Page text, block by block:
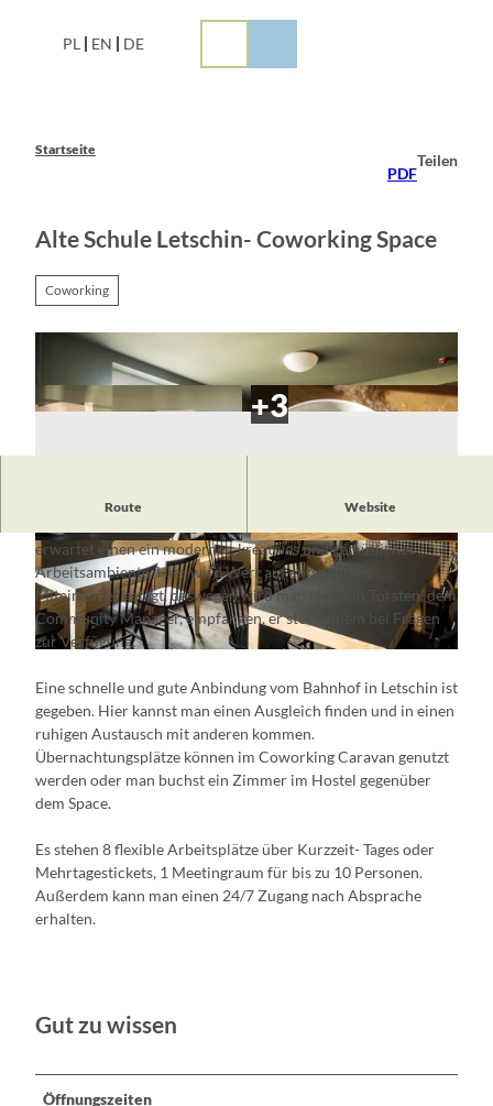
PL EN DE
Startseite
PDF
Teilen
Alte Schule Letschin- Coworking Space
Coworking
© Daniel Seiffert, Lizenz: Daniel Seiffert
© STIC, M. Westreicher, Lizenz: STIC, M. Westr
eicher
Route Website
Inmitten der Naturlandschaft des Oderbruchs liegt in
erwartet einen ein modernes, kreatives und gemütliches
Arbeitsambiente. Hier wird Wert auf entspanntes
Miteinander gelegt, deswegen wird man hier von Torsten, dem
Community Manager, empfangen, er steht einem bei Fragen
zur Verfügung.
Eine schnelle und gute Anbindung vom Bahnhof in Letschin ist
gegeben. Hier kannst man einen Ausgleich finden und in einen
ruhigen Austausch mit anderen kommen.
Übernachtungsplätze können im Coworking Caravan genutzt
werden oder man buchst ein Zimmer im Hostel gegenüber
dem Space.
Es stehen 8 flexible Arbeitsplätze über Kurzzeit- Tages oder
Mehrtagestickets, 1 Meetingraum für bis zu 10 Personen.
Außerdem kann man einen 24/7 Zugang nach Absprache
erhalten.
Gut zu wissen
Öffnungszeiten